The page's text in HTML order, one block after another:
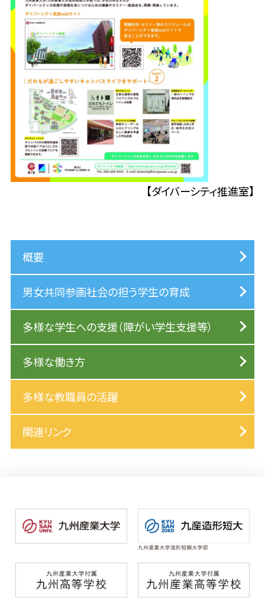
【ダイバーシティ推進室】
概要
男女共同参画社会の担う学生の育成
多様な学生への支援（障がい学生支援等）
多様な働き方
多様な教職員の活躍
関連リンク